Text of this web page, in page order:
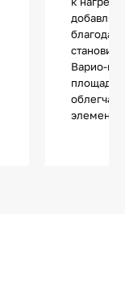
Варио-
площадь